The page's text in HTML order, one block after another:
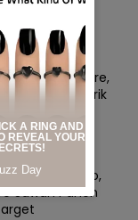
Ton per Hektare,
dan Bor Listrik
Hadapi El Nino,
Sawah Panen